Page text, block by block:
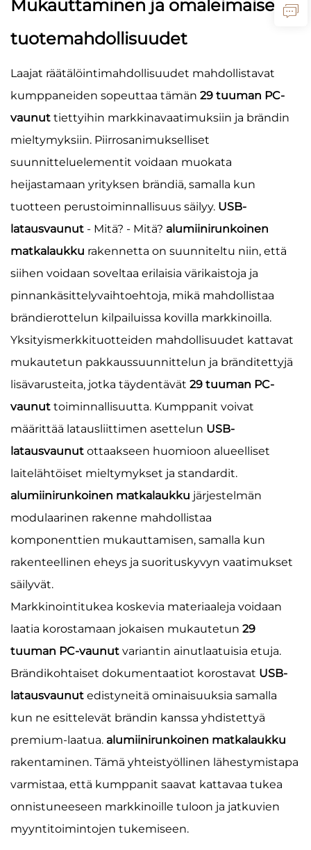
Mukauttaminen ja omaleimaiset
tuotemahdollisuudet
Laajat räätälöintimahdollisuudet mahdollistavat
kumppaneiden sopeuttaa tämän 29 tuuman PC-
vaunut tiettyihin markkinavaatimuksiin ja brändin
mieltymyksiin. Piirrosanimukselliset
suunnitteluelementit voidaan muokata
heijastamaan yrityksen brändiä, samalla kun
tuotteen perustoiminnallisuus säilyy. USB-
latausvaunut - Mitä? - Mitä? alumiinirunkoinen
matkalaukku rakennetta on suunniteltu niin, että
siihen voidaan soveltaa erilaisia värikaistoja ja
pinnankäsittelyvaihtoehtoja, mikä mahdollistaa
brändierottelun kilpailuissa kovilla markkinoilla.
Yksityismerkkituotteiden mahdollisuudet kattavat
mukautetun pakkaussuunnittelun ja bränditettyjä
lisävarusteita, jotka täydentävät 29 tuuman PC-
vaunut toiminnallisuutta. Kumppanit voivat
määrittää latausliittimen asettelun USB-
latausvaunut ottaakseen huomioon alueelliset
laitelähtöiset mieltymykset ja standardit.
alumiinirunkoinen matkalaukku järjestelmän
modulaarinen rakenne mahdollistaa
komponenttien mukauttamisen, samalla kun
rakenteellinen eheys ja suorituskyvyn vaatimukset
säilyvät.
Markkinointitukea koskevia materiaaleja voidaan
laatia korostamaan jokaisen mukautetun 29
tuuman PC-vaunut variantin ainutlaatuisia etuja.
Brändikohtaiset dokumentaatiot korostavat USB-
latausvaunut edistyneitä ominaisuuksia samalla
kun ne esittelevät brändin kanssa yhdistettyä
premium-laatua. alumiinirunkoinen matkalaukku
rakentaminen. Tämä yhteistyöllinen lähestymistapa
varmistaa, että kumppanit saavat kattavaa tukea
onnistuneeseen markkinoille tuloon ja jatkuvien
myyntitoimintojen tukemiseen.